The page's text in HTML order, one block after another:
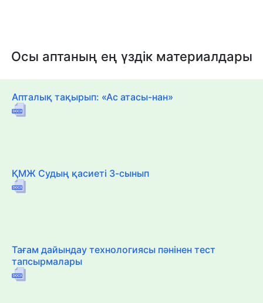
Осы аптаның ең үздік материалдары
Апталық тақырып: «Ас атасы-нан»
ҚМЖ Судың қасиеті 3-сынып
Тағам дайындау технологиясы пәнінен тест
тапсырмалары